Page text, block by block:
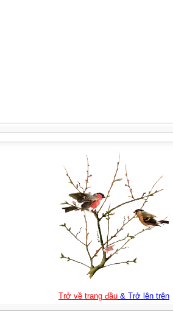
Trở về trang đầu & Trở lên trên